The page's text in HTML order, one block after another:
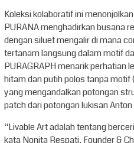
Koleksi kolaboratif ini
PURANA menghadirkan busana
dengan siluet mengalir di mana
tertanam langsung dalam motif
PURAGRAPH menarik perhatian
hitam dan putih polos tanpa
yang mengandalkan potongan
patch dari potongan lukisan
“Livable Art adalah tentang
kata Nonita Respati, Founder &